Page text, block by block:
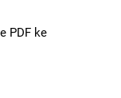
PDF ke